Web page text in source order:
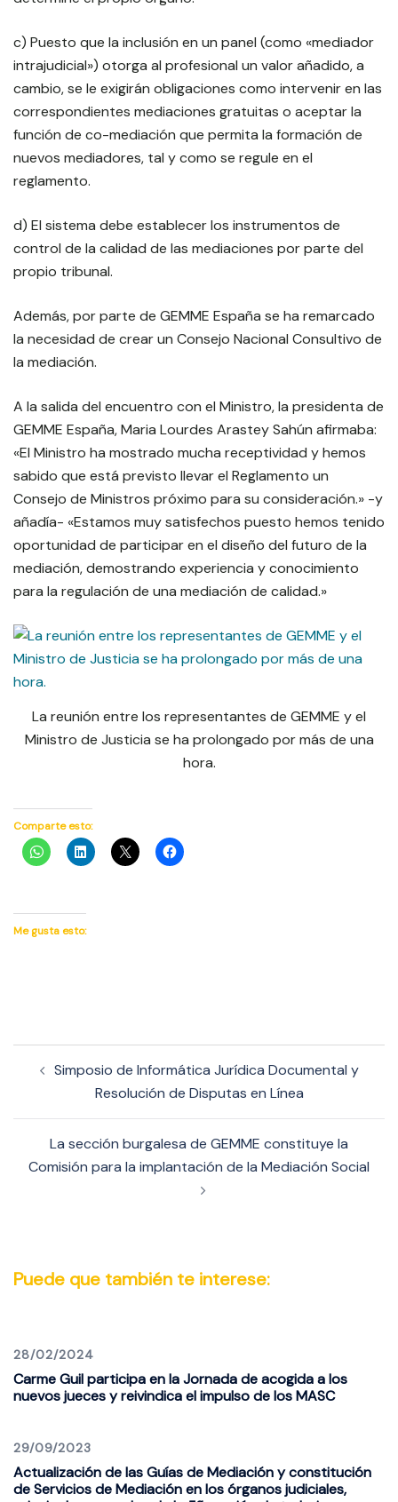
c) Puesto que la inclusión en un panel (como «mediador
intrajudicial») otorga al profesional un valor añadido, a
cambio, se le exigirán obligaciones como intervenir en las
correspondientes mediaciones gratuitas o aceptar la
función de co-mediación que permita la formación de
nuevos mediadores, tal y como se regule en el
reglamento.
d) El sistema debe establecer los instrumentos de
control de la calidad de las mediaciones por parte del
propio tribunal.
Además, por parte de GEMME España se ha remarcado
la necesidad de crear un Consejo Nacional Consultivo de
la mediación.
A la salida del encuentro con el Ministro, la presidenta de
GEMME España, Maria Lourdes Arastey Sahún afirmaba:
«El Ministro ha mostrado mucha receptividad y hemos
sabido que está previsto llevar el Reglamento un
Consejo de Ministros próximo para su consideración.» -y
añadía- «Estamos muy satisfechos puesto hemos tenido
oportunidad de participar en el diseño del futuro de la
mediación, demostrando experiencia y conocimiento
para la regulación de una mediación de calidad.»
La reunión entre los representantes de GEMME y el
Ministro de Justicia se ha prolongado por más de una
hora.
Comparte esto:
Me gusta esto:
entradas
Simposio de Informática Jurídica Documental y
Resolución de Disputas en Línea
La sección burgalesa de GEMME constituye la
Comisión para la implantación de la Mediación Social
Puede que también te interese:
28/02/2024
Carme Guil participa en la Jornada de acogida a los
nuevos jueces y reivindica el impulso de los MASC
29/09/2023
Actualización de las Guías de Mediación y constitución
de Servicios de Mediación en los órganos judiciales,